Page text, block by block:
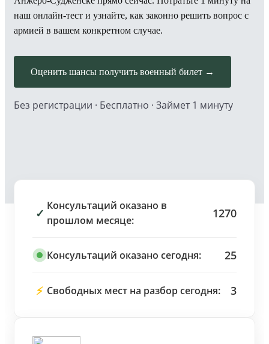
наш онлайн-тест и узнайте, как законно решить вопрос с
армией в вашем конкретном случае.
Оценить шансы получить военный билет →
Без регистрации · Бесплатно · Займет 1 минуту
✓
Консультаций оказано в
прошлом месяце:
1270
Консультаций оказано сегодня: 25
⚡ Свободных мест на разбор сегодня: 3